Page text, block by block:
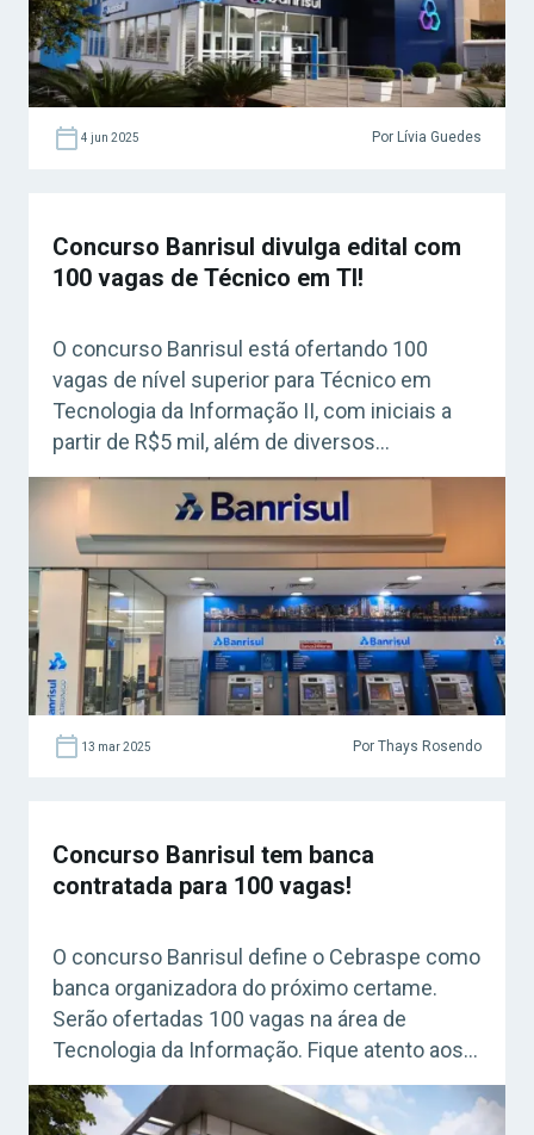
4 jun 2025 Por Lívia Guedes
Concurso Banrisul divulga edital com
100 vagas de Técnico em TI!
O concurso Banrisul está ofertando 100
vagas de nível superior para Técnico em
Tecnologia da Informação II, com iniciais a
partir de R$5 mil, além de diversos
benefícios!
13 mar 2025 Por Thays Rosendo
Concurso Banrisul tem banca
contratada para 100 vagas!
O concurso Banrisul define o Cebraspe como
banca organizadora do próximo certame.
Serão ofertadas 100 vagas na área de
Tecnologia da Informação. Fique atento aos
detalhes!